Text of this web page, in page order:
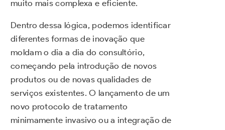
muito mais complexa e eficiente.
Dentro dessa lógica, podemos identificar
diferentes formas de inovação que
moldam o dia a dia do consultório,
começando pela introdução de novos
produtos ou de novas qualidades de
serviços existentes. O lançamento de um
novo protocolo de tratamento
minimamente invasivo ou a integração de